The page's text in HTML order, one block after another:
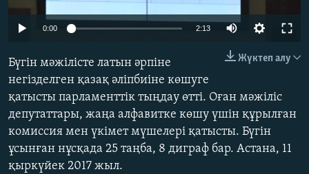
Басқа тілдерде
0:00 2:13
Жүктеп алу
Бүгін мәжілісте латын әрпіне
негізделген қазақ әліпбиіне көшуге
қатысты парламенттік тыңдау өтті. Оған мәжіліс
депутаттары, жаңа алфавитке көшу үшін құрылған
комиссия мен үкімет мүшелері қатысты. Бүгін
ұсынған нұсқада 25 таңба, 8 диграф бар. Астана, 11
қыркүйек 2017 жыл.